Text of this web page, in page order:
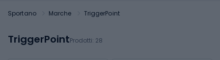
Sportano Marche TriggerPoint
TriggerPointProdotti: 28